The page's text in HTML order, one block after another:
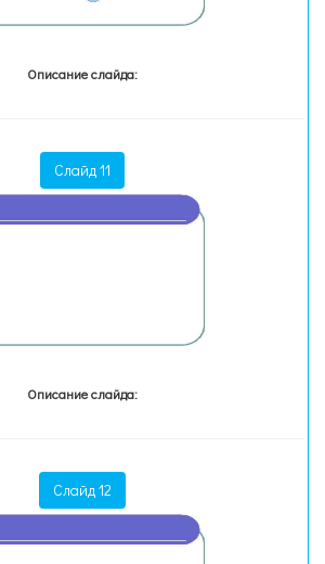
Описание слайда:
Слайд 11
Описание слайда:
Слайд 12